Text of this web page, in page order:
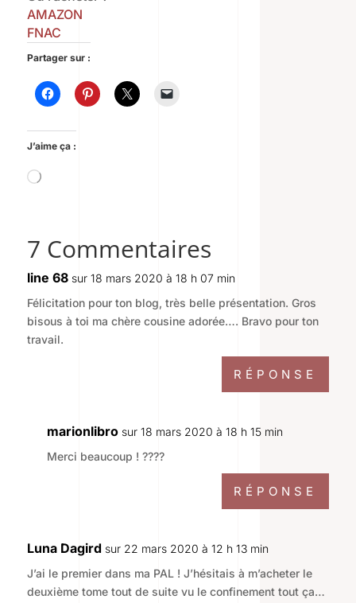
AMAZON
FNAC
Partager sur :
J’aime ça :
Chargement…
7 Commentaires
line 68 sur 18 mars 2020 à 18 h 07 min
Félicitation pour ton blog, très belle présentation. Gros
bisous à toi ma chère cousine adorée…. Bravo pour ton
travail.
RÉPONSE
marionlibro sur 18 mars 2020 à 18 h 15 min
Merci beaucoup ! ????
RÉPONSE
Luna Dagird sur 22 mars 2020 à 12 h 13 min
J’ai le premier dans ma PAL ! J’hésitais à m’acheter le
deuxième tome tout de suite vu le confinement tout ça…